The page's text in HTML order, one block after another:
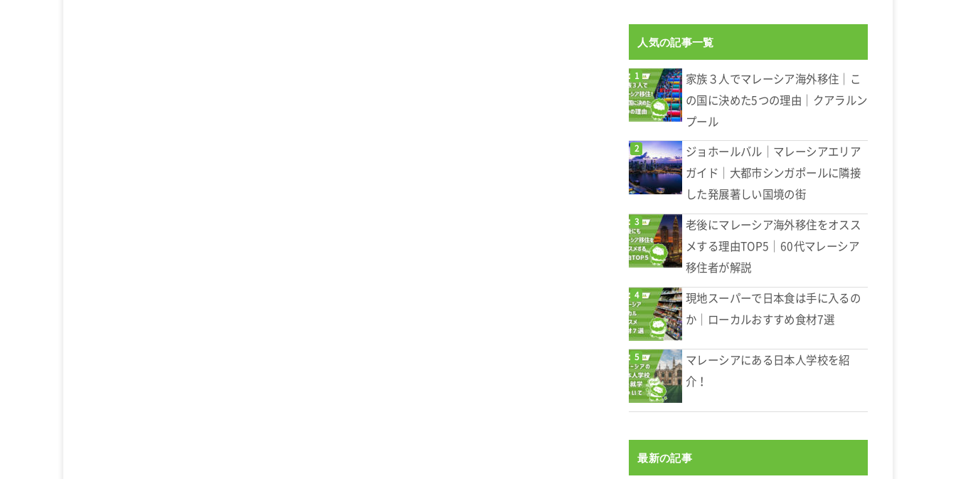
人気の記事一覧
家族３人でマレーシア海外移住｜こ
の国に決めた5つの理由｜クアラルン
プール
ジョホールバル｜マレーシアエリア
ガイド｜大都市シンガポールに隣接
した発展著しい国境の街
老後にマレーシア海外移住をオスス
メする理由TOP5｜60代マレーシア
移住者が解説
現地スーパーで日本食は手に入るの
か｜ローカルおすすめ食材7選
マレーシアにある日本人学校を紹
介！
最新の記事